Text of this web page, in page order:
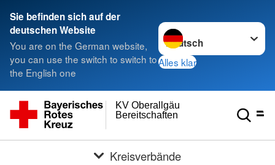
Sie befinden sich auf der
deutschen Website
You are on the German website,
you can use the switch to switch to
the English one
Sprache wechseln zu
Alles klar
Bereitschaften
KV Oberallgäu
Kreisverbände